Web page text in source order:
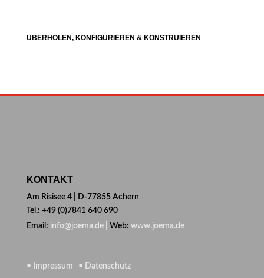
ÜBERHOLEN, KONFIGURIEREN & KONSTRUIEREN
KONTAKT
Am Risisee 4 | D-77855 Achern
Tel.: +49 (0)7841 640 690
Email: info@joema.de | Web: www.joema.de
• Impressum • Datenschutz